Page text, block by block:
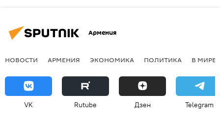
Армения
НОВОСТИ АРМЕНИЯ ЭКОНОМИКА ПОЛИТИКА В МИРЕ
VK Rutube Дзен Telegram